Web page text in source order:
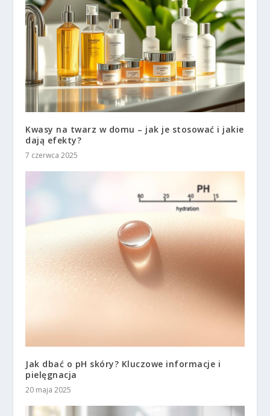
Kwasy na twarz w domu – jak je stosować i jakie
dają efekty?
7 czerwca 2025
Jak dbać o pH skóry? Kluczowe informacje i
pielęgnacja
20 maja 2025